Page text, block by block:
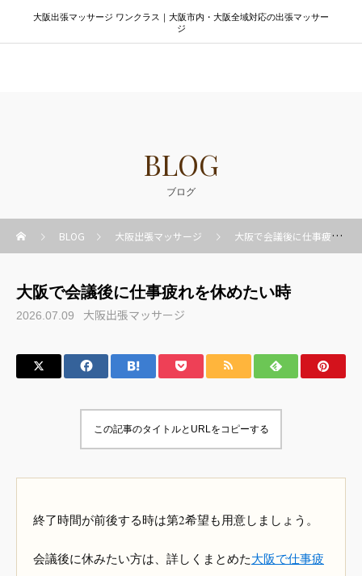
大阪出張マッサージ ワンクラス｜大阪市内・大阪全域対応の出張マッサー
ジ
BLOG
ブログ
BLOG 大阪出張マッサージ 大阪で会議後に仕事疲れを休めたい時
大阪で会議後に仕事疲れを休めたい時
2026.07.09 大阪出張マッサージ
この記事のタイトルとURLをコピーする
終了時間が前後する時は第2希望も用意しましょう。
会議後に休みたい方は、詳しくまとめた大阪で仕事疲